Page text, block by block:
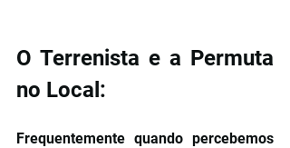
O Terrenista e a Permuta
no Local:
Frequentemente quando percebemos